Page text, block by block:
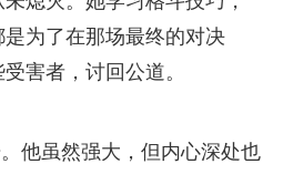
为了在那场最终的对决
害者，讨回公道。
他虽然强大，但内心深处也